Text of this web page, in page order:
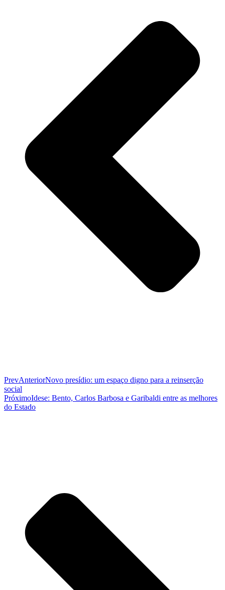
PrevAnteriorNovo presídio: um espaço digno para a reinserção
social
PróximoIdese: Bento, Carlos Barbosa e Garibaldi entre as melhores
do Estado